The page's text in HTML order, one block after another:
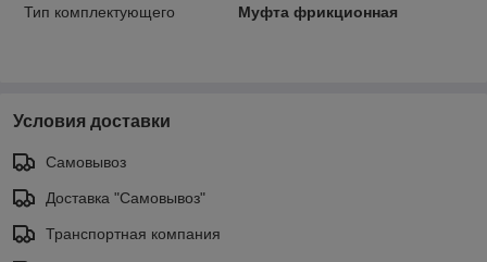
Тип комплектующего
Муфта фрикционная
Условия доставки
Самовывоз
Доставка "Самовывоз"
Транспортная компания